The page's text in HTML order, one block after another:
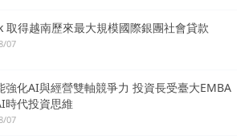
取得越南歷來最大規模國際銀團社會貸款
07
強化AI與經營雙軸競爭力 投資長受臺大EMBA
時代投資思維
07